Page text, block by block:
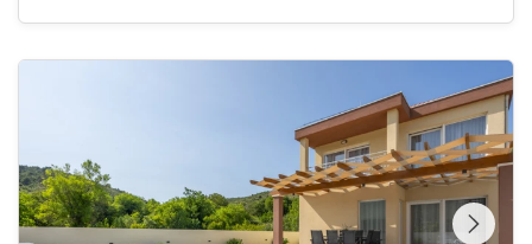
Guardate l'intera
galleria sulla